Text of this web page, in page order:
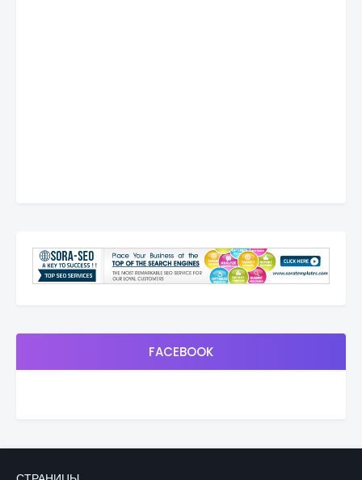
FACEBOOK